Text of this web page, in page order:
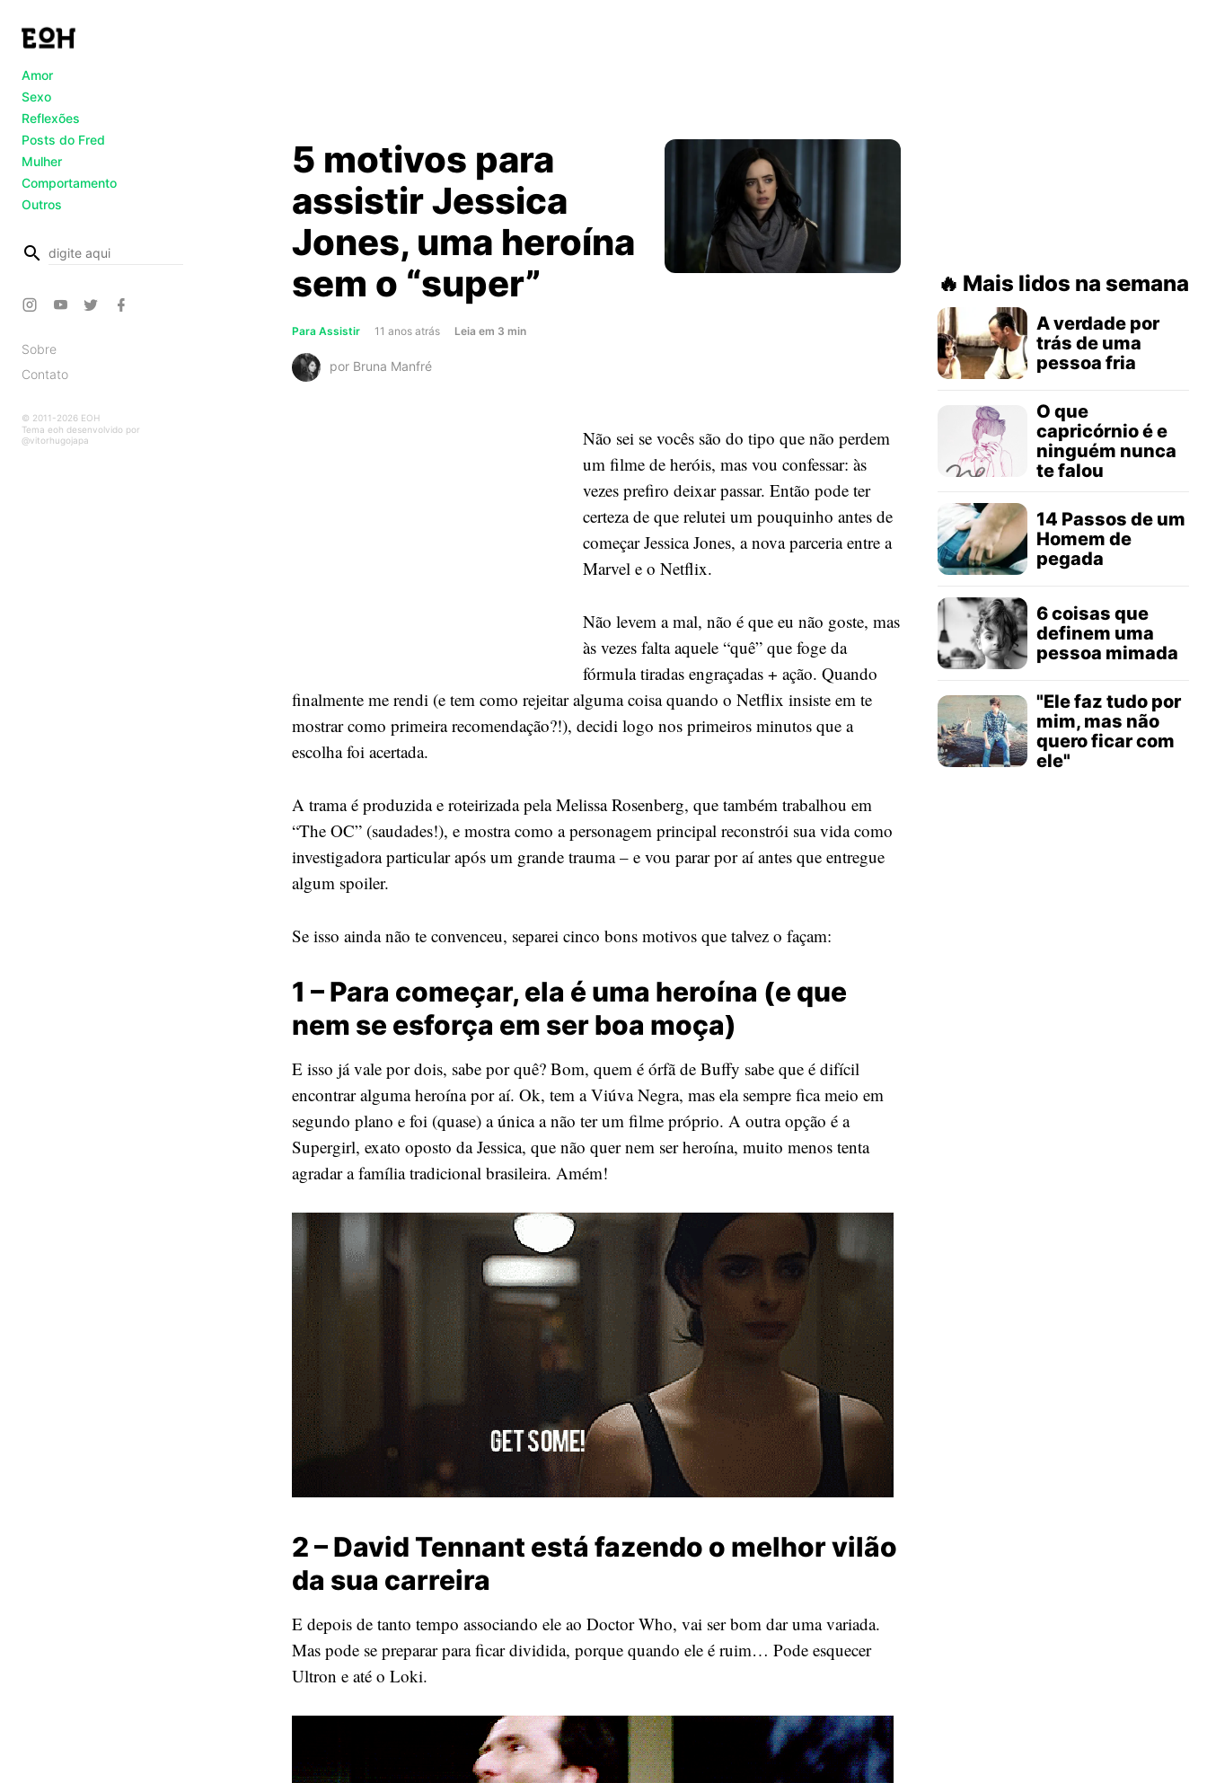
Amor
Sexo
Reflexões
Posts do Fred
Mulher
Comportamento
Outros
busca
Sobre
Contato
© 2011-2026 EOH
Tema eoh desenvolvido por
@vitorhugojapa
5 motivos para
assistir Jessica
Jones, uma heroína
sem o “super”
Para Assistir 11 anos atrás Leiaabout
em 3 min
por Bruna Manfré
Não sei se vocês são do tipo que não perdem
um filme de heróis, mas vou confessar: às
vezes prefiro deixar passar. Então pode ter
certeza de que relutei um pouquinho antes de
começar Jessica Jones, a nova parceria entre a
Marvel e o Netflix.
Não levem a mal, não é que eu não goste, mas
às vezes falta aquele “quê” que foge da
fórmula tiradas engraçadas + ação. Quando
finalmente me rendi (e tem como rejeitar alguma coisa quando o Netflix insiste em te
mostrar como primeira recomendação?!), decidi logo nos primeiros minutos que a
escolha foi acertada.
A trama é produzida e roteirizada pela Melissa Rosenberg, que também trabalhou em
“The OC” (saudades!), e mostra como a personagem principal reconstrói sua vida como
investigadora particular após um grande trauma – e vou parar por aí antes que entregue
algum spoiler.
Se isso ainda não te convenceu, separei cinco bons motivos que talvez o façam:
1 – Para começar, ela é uma heroína (e que
nem se esforça em ser boa moça)
E isso já vale por dois, sabe por quê? Bom, quem é órfã de Buffy sabe que é difícil
encontrar alguma heroína por aí. Ok, tem a Viúva Negra, mas ela sempre fica meio em
segundo plano e foi (quase) a única a não ter um filme próprio. A outra opção é a
Supergirl, exato oposto da Jessica, que não quer nem ser heroína, muito menos tenta
agradar a família tradicional brasileira. Amém!
2 – David Tennant está fazendo o melhor vilão
da sua carreira
E depois de tanto tempo associando ele ao Doctor Who, vai ser bom dar uma variada.
Mas pode se preparar para ficar dividida, porque quando ele é ruim… Pode esquecer
Ultron e até o Loki.
Mais lidos na semana
A verdade por
trás de uma
pessoa fria
O que
capricórnio é e
ninguém nunca
te falou
14 Passos de um
Homem de
pegada
6 coisas que
definem uma
pessoa mimada
"Ele faz tudo por
mim, mas não
quero ficar com
ele"